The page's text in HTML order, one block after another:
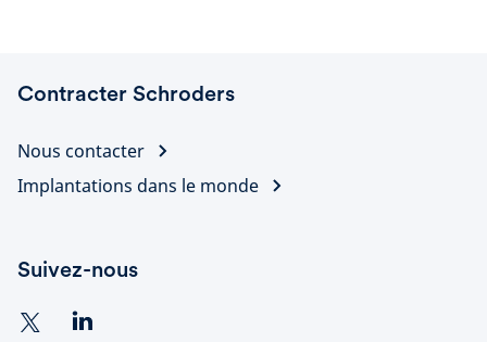
Contracter Schroders
Nous contacter
Implantations dans le monde
Suivez-nous